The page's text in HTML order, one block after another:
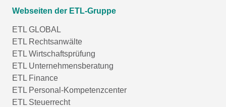
Webseiten der ETL-Gruppe
ETL GLOBAL
ETL Rechtsanwälte
ETL Wirtschaftsprüfung
ETL Unternehmensberatung
ETL Finance
ETL Personal-Kompetenzcenter
ETL Steuerrecht